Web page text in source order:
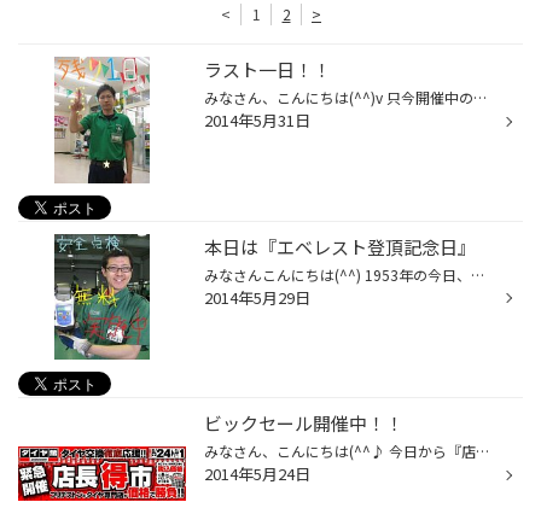
< 1 2 >
ラスト一日！！
みなさん、こんにちは(^^)v 只今開催中の『店長得市』が明日(6/1)最終日になっております！！ タイヤ交換・愛車のメンテナンスをお考えの方は、是非ご来店ください(^^) まさおか
2014年5月31日
本日は『エベレスト登頂記念日』
みなさんこんにちは(^^) 1953年の今日、世界で初めて世界最高峰のエベレストに登頂できた日です！！ 僕も一度でいいので世界初の体験といいうものをしてみたいです(>___
2014年5月29日
ビックセール開催中！！
みなさん、こんにちは(^^♪ 今日から『店長得市』開催中です！！ 期間は、6/1(日)までとなっております(>_
2014年5月24日